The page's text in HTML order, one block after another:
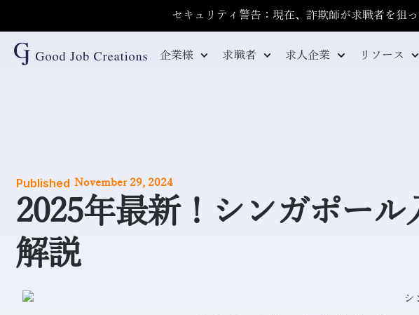
セキュリティ警告：現在、詐欺師が求職者を狙
企業様 求職者 求人企業 リソース
Published November 29, 2024
2025年最新！シンガポー
解説